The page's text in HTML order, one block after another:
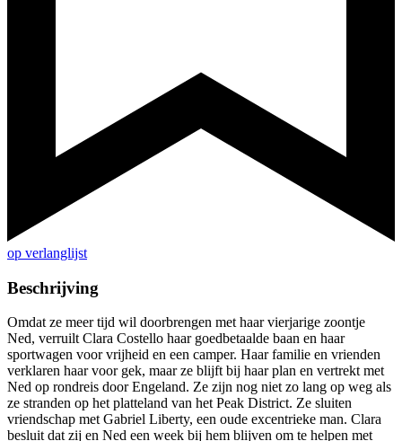
op verlanglijst
Beschrijving
Omdat ze meer tijd wil doorbrengen met haar vierjarige zoontje
Ned, verruilt Clara Costello haar goedbetaalde baan en haar
sportwagen voor vrijheid en een camper. Haar familie en vrienden
verklaren haar voor gek, maar ze blijft bij haar plan en vertrekt met
Ned op rondreis door Engeland. Ze zijn nog niet zo lang op weg als
ze stranden op het platteland van het Peak District. Ze sluiten
vriendschap met Gabriel Liberty, een oude excentrieke man. Clara
besluit dat zij en Ned een week bij hem blijven om te helpen met